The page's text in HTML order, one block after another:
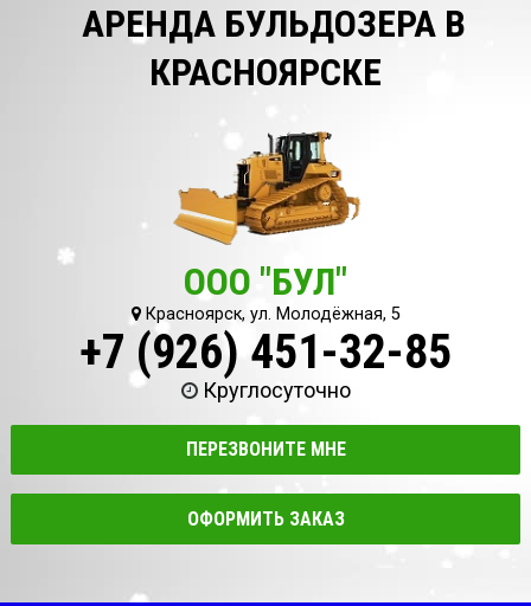
АРЕНДА БУЛЬДОЗЕРА В
КРАСНОЯРСКЕ
ООО "БУЛ"
Красноярск, ул. Молодёжная, 5
+7 (926) 451-32-85
Круглосуточно
ПЕРЕЗВОНИТЕ МНЕ
ОФОРМИТЬ ЗАКАЗ